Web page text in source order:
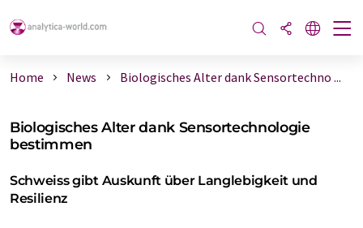
Home News Biologisches Alter dank Sensortechno ...
Biologisches Alter dank Sensortechnologie
bestimmen
Schweiss gibt Auskunft über Langlebigkeit und
Resilienz